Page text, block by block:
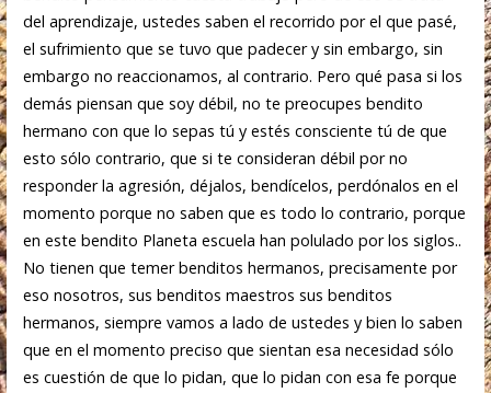
del aprendizaje, ustedes saben el recorrido por el que pasé,
el sufrimiento que se tuvo que padecer y sin embargo, sin
embargo no reaccionamos, al contrario. Pero qué pasa si los
demás piensan que soy débil, no te preocupes bendito
hermano con que lo sepas tú y estés consciente tú de que
esto sólo contrario, que si te consideran débil por no
responder la agresión, déjalos, bendícelos, perdónalos en el
momento porque no saben que es todo lo contrario, porque
en este bendito Planeta escuela han polulado por los siglos..
No tienen que temer benditos hermanos, precisamente por
eso nosotros, sus benditos maestros sus benditos
hermanos, siempre vamos a lado de ustedes y bien lo saben
que en el momento preciso que sientan esa necesidad sólo
es cuestión de que lo pidan, que lo pidan con esa fe porque